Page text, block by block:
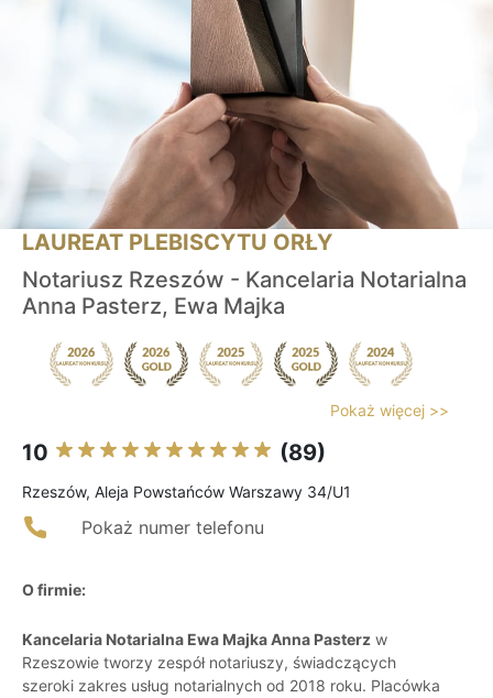
LAUREAT PLEBISCYTU ORŁY
Notariusz Rzeszów - Kancelaria Notarialna
Anna Pasterz, Ewa Majka
Pokaż więcej >>
10 (89)
Rzeszów, Aleja Powstańców Warszawy 34/U1
Pokaż numer telefonu
O firmie:
Kancelaria Notarialna Ewa Majka Anna Pasterz w
Rzeszowie tworzy zespół notariuszy, świadczących
szeroki zakres usług notarialnych od 2018 roku. Placówka